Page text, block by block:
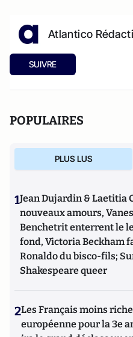
Atlantico
SUIVRE
POPULAIRES
PLUS LUS
1Jean Dujardin & Laetitia
nouveaux amours,
Benchetrit enterrent le
fond, Victoria Beckham
Ronaldo du bisco-fils;
Shakespeare queer
2Les Français moins
européenne pour la 3e